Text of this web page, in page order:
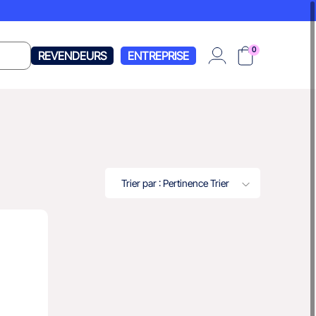
REVENDEURS ENTREPRISE 0
Trier par : PertinenceTrier